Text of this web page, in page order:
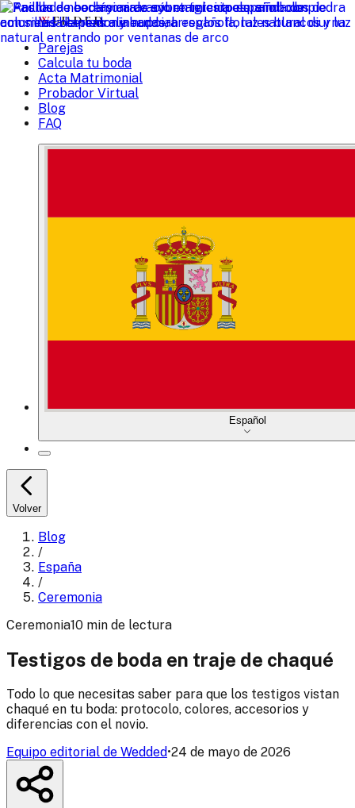
WEDDED
Parejas
Calcula tu boda
Acta Matrimonial
Probador Virtual
Blog
FAQ
Español
Volver
Blog
/
España
/
Ceremonia
Ceremonia10 min de lectura
Testigos de boda en traje de chaqué
Todo lo que necesitas saber para que los testigos vistan
chaqué en tu boda: protocolo, colores, accesorios y
diferencias con el novio.
Equipo editorial de Wedded•24 de mayo de 2026